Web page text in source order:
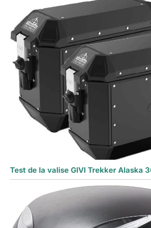
Test de la valise GIVI Trekker Alaska